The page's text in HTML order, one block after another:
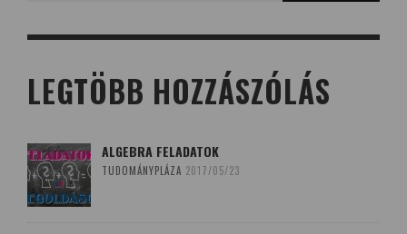
LEGTÖBB HOZZÁSZÓLÁS
ALGEBRA FELADATOK
TUDOMÁNYPLÁZA 2017/05/23